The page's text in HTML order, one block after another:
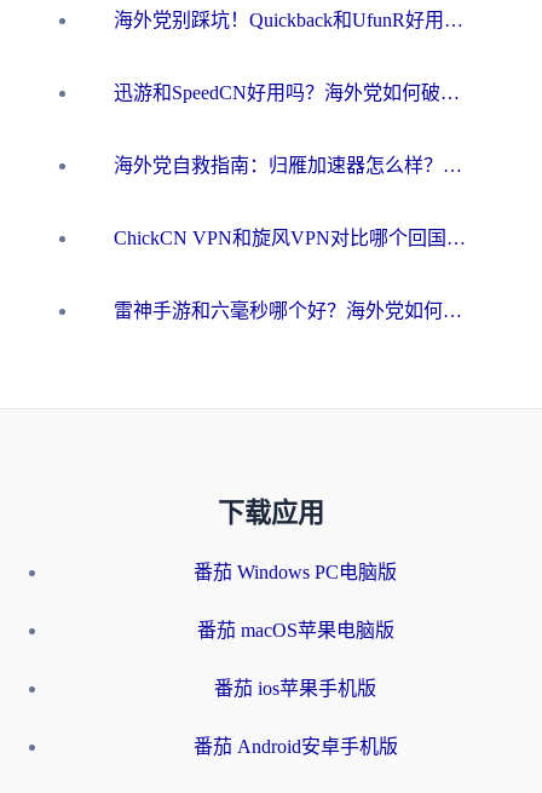
海外党别踩坑！Quickback和UfunR好用吗？选对回国加速器才能无缝刷国内资源
迅游和SpeedCN好用吗？海外党如何破解那道看不见的墙
海外党自救指南：归雁加速器怎么样？教你避开坑实现国内资源无缝访问
ChickCN VPN和旋风VPN对比哪个回国效果更好？海外用户的选择困境与出路
雷神手游和六毫秒哪个好？海外党如何真正解锁国内资源
下载应用
番茄 Windows PC电脑版
番茄 macOS苹果电脑版
番茄 ios苹果手机版
番茄 Android安卓手机版